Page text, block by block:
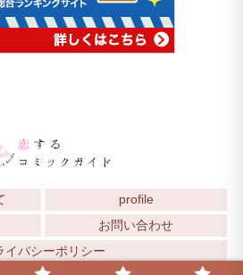
profile
お問い合わせ
イバシーポリシー